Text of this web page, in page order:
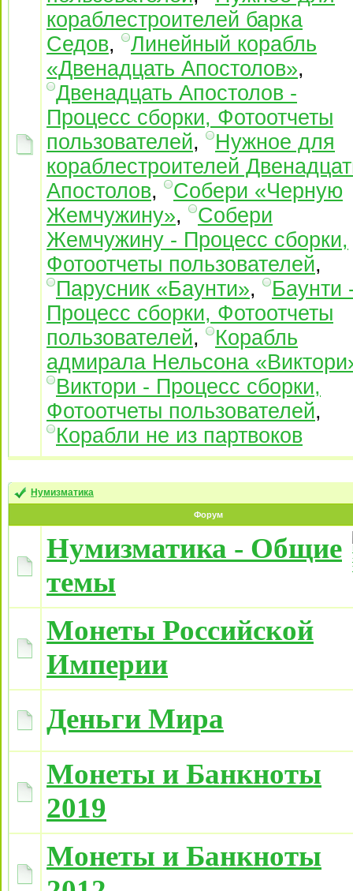
кораблестроителей барка
Седов,
Линейный корабль
«Двенадцать Апостолов»,
Двенадцать Апостолов -
Процесс сборки, Фотоотчеты
пользователей,
Нужное для
кораблестроителей
Апостолов,
Собери «Черную
Жемчужину»,
Собери
Жемчужину - Процесс сборки,
Фотоотчеты пользователей,
Парусник «Баунти»,
Баунти
Процесс сборки, Фотоотчеты
пользователей,
Корабль
адмирала Нельсона
Виктори - Процесс сборки,
Фотоотчеты пользователей,
Корабли не из партвоков
Нумизматика
Форум
Нумизматика - Общие
темы
Монеты Российской
Империи
Деньги Мира
Монеты и Банкноты
2019
Монеты и Банкноты